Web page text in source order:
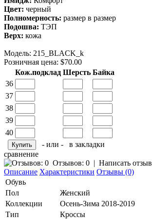
Цвет: черный
Полномерность: размер в размер
Подошва: ТЭП
Верх: кожа
Модель: 215_BLACK_k
Розничная цена: $70.00
Кож.подклад Шерсть Байка
36
37
38
39
40
- или -
в закладки
сравнение
Отзывов: 0 | Написать отзыв
Описание Характеристики Отзывы (0)
Обувь
Пол
Женский
Коллекции
Осень-Зима 2018-2019
Тип
Кроссы